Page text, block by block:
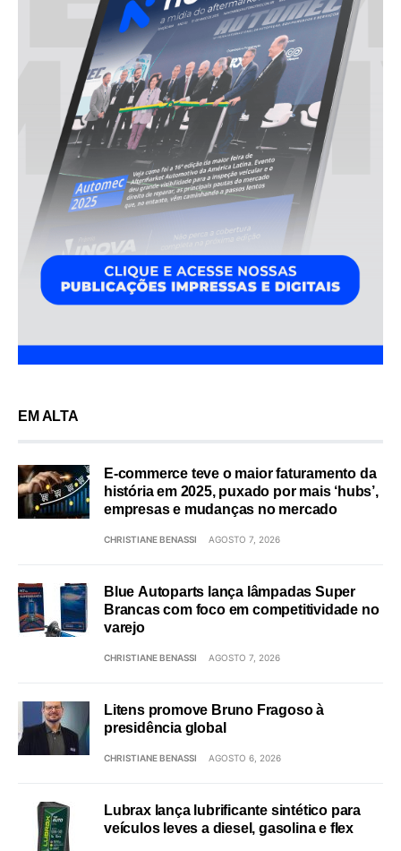
EM ALTA
E-commerce teve o maior faturamento da
história em 2025, puxado por mais ‘hubs’,
empresas e mudanças no mercado
CHRISTIANE BENASSI AGOSTO 7, 2026
Blue Autoparts lança lâmpadas Super
Brancas com foco em competitividade no
varejo
CHRISTIANE BENASSI AGOSTO 7, 2026
Litens promove Bruno Fragoso à
presidência global
CHRISTIANE BENASSI AGOSTO 6, 2026
Lubrax lança lubrificante sintético para
veículos leves a diesel, gasolina e flex